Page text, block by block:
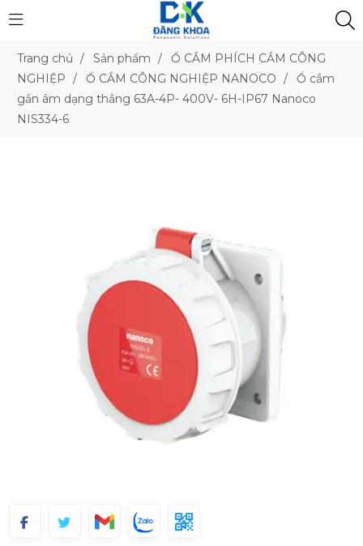
Trang chủ / Sản phẩm /
Ổ CẮM PHÍCH CẮM CÔNG
NGHIỆP / Ổ CẮM CÔNG NGHIỆP NANOCO /
Ổ cắm
gắn âm dạng thẳng 63A-4P- 400V- 6H-IP67 Nanoco
NIS334-6